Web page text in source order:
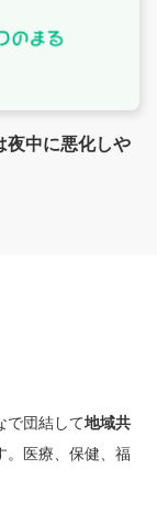
夜中に悪化しや
で団結して地域共
医療、保健、福